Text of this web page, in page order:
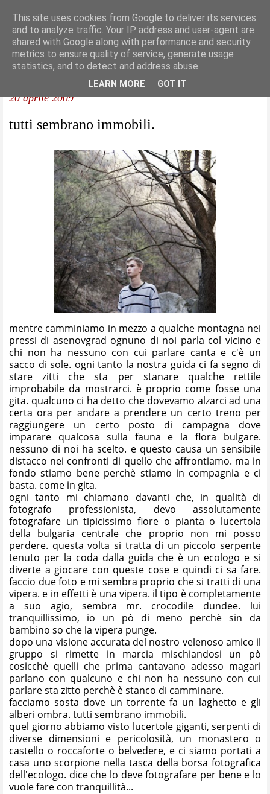
20 aprile 2009
tutti sembrano immobili.
mentre camminiamo in mezzo a qualche montagna nei
pressi di asenovgrad ognuno di noi parla col vicino e
chi non ha nessuno con cui parlare canta e c'è un
sacco di sole. ogni tanto la nostra guida ci fa segno di
stare zitti che sta per stanare qualche rettile
improbabile da mostrarci. è proprio come fosse una
gita. qualcuno ci ha detto che dovevamo alzarci ad una
certa ora per andare a prendere un certo treno per
raggiungere un certo posto di campagna dove
imparare qualcosa sulla fauna e la flora bulgare.
nessuno di noi ha scelto. e questo causa un sensibile
distacco nei confronti di quello che affrontiamo. ma in
fondo stiamo bene perchè stiamo in compagnia e ci
basta. come in gita.
ogni tanto mi chiamano davanti che, in qualità di
fotografo professionista, devo assolutamente
fotografare un tipicissimo fiore o pianta o lucertola
della bulgaria centrale che proprio non mi posso
perdere. questa volta si tratta di un piccolo serpente
tenuto per la coda dalla guida che è un ecologo e si
diverte a giocare con queste cose e quindi ci sa fare.
faccio due foto e mi sembra proprio che si tratti di una
vipera. e in effetti è una vipera. il tipo è completamente
a suo agio, sembra mr. crocodile dundee. lui
tranquillissimo, io un pò di meno perchè sin da
bambino so che la vipera punge.
dopo una visione accurata del nostro velenoso amico il
gruppo si rimette in marcia mischiandosi un pò
cosicchè quelli che prima cantavano adesso magari
parlano con qualcuno e chi non ha nessuno con cui
parlare sta zitto perchè è stanco di camminare.
facciamo sosta dove un torrente fa un laghetto e gli
alberi ombra. tutti sembrano immobili.
quel giorno abbiamo visto lucertole giganti, serpenti di
diverse dimensioni e pericolosità, un monastero o
castello o roccaforte o belvedere, e ci siamo portati a
casa uno scorpione nella tasca della borsa fotografica
dell'ecologo. dice che lo deve fotografare per bene e lo
vuole fare con tranquillità...
This site uses cookies from Google to deliver its services
and to analyze traffic. Your IP address and user-agent are
shared with Google along with performance and security
metrics to ensure quality of service, generate usage
statistics, and to detect and address abuse.
LEARN MORE GOT IT